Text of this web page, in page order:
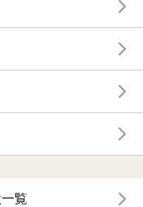
覧